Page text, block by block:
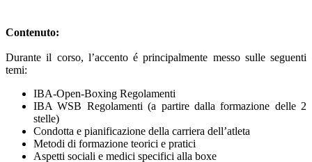
Contenuto:
Durante il corso, l’accento é principalmente messo sulle seguenti
temi:
IBA-Open-Boxing Regolamenti
IBA WSB Regolamenti (a partire dalla formazione delle 2
stelle)
Condotta e pianificazione della carriera dell’atleta
Metodi di formazione teorici e pratici
Aspetti sociali e medici specifici alla boxe